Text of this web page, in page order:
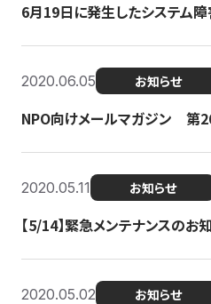
6月19日に発生したシステム障
2020.06.05 お知らせ
NPO向けメールマガジン 第
2020.05.11 お知らせ
【5/14】緊急メンテナンスのお
2020.05.02 お知らせ